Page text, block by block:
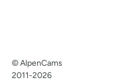
© AlpenCams
2011-2026